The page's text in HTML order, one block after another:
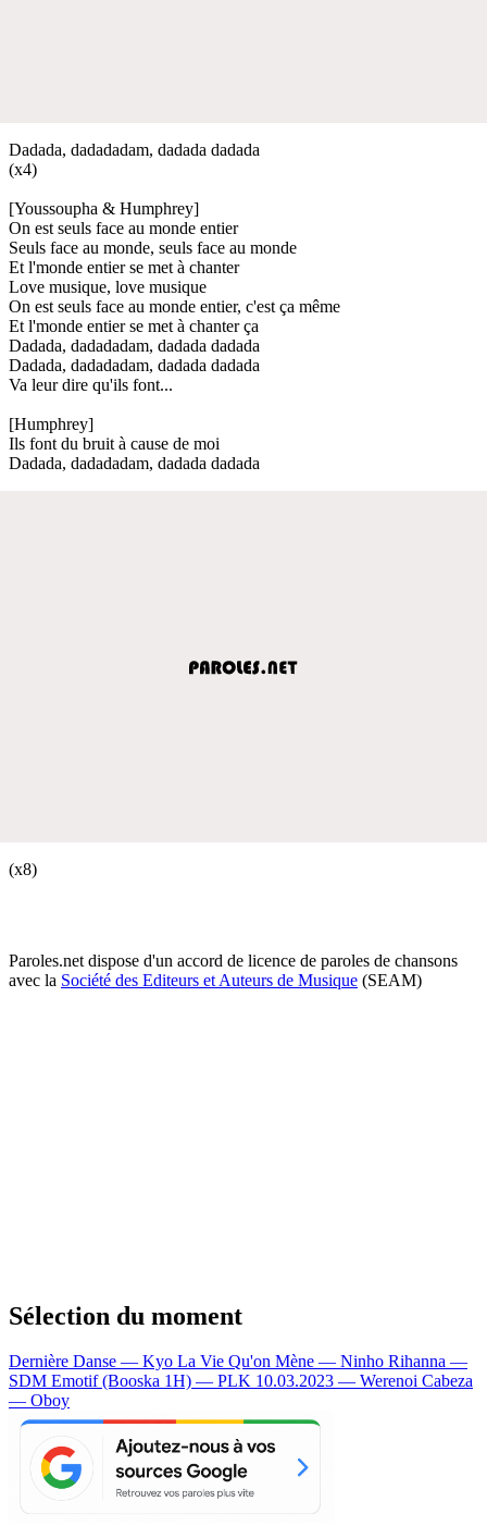
Dadada, dadadadam, dadada dadada
(x4)
[Youssoupha & Humphrey]
On est seuls face au monde entier
Seuls face au monde, seuls face au monde
Et l'monde entier se met à chanter
Love musique, love musique
On est seuls face au monde entier, c'est ça même
Et l'monde entier se met à chanter ça
Dadada, dadadadam, dadada dadada
Dadada, dadadadam, dadada dadada
Va leur dire qu'ils font...
[Humphrey]
Ils font du bruit à cause de moi
Dadada, dadadadam, dadada dadada
(x8)
Paroles.net dispose d'un accord de licence de paroles de chansons
avec la Société des Editeurs et Auteurs de Musique (SEAM)
Sélection du moment
Dernière Danse — Kyo La Vie Qu'on Mène — Ninho Rihanna —
SDM Emotif (Booska 1H) — PLK 10.03.2023 — Werenoi Cabeza
— Oboy